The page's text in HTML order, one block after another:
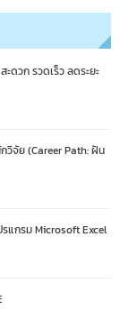
ดวก รวดเร็ว ลดระยะ
วิจัย (Career Path: ฝัน
รแกรม Microsoft Excel